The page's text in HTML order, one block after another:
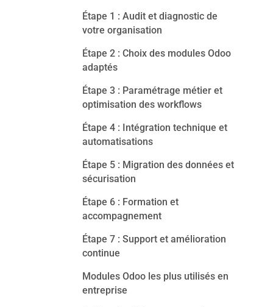
Étape 1 : Audit et diagnostic de
votre organisation
Étape 2 : Choix des modules Odoo
adaptés
Étape 3 : Paramétrage métier et
optimisation des workflows
Étape 4 : Intégration technique et
automatisations
Étape 5 : Migration des données et
sécurisation
Étape 6 : Formation et
accompagnement
Étape 7 : Support et amélioration
continue
Modules Odoo les plus utilisés en
entreprise